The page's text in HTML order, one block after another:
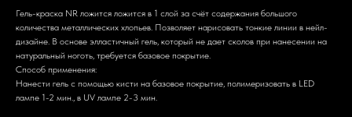
Гель-краска NR ложится ложится в 1 слой за счёт содержания большого
количества металлических хлопьев. Позволяет нарисовать тонкие линии в нейл-
дизайне. В основе элластичный гель, который не дает сколов при нанесении на
натуральный ноготь, требуется базовое покрытие.
Способ применения:
Нанести гель с помощью кисти на базовое покрытие, полимеризовать в LED
лампе 1-2 мин., в UV лампе 2-3 мин.